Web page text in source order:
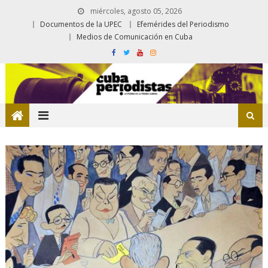
miércoles, agosto 05, 2026
Documentos de la UPEC
Efemérides del Periodismo
Medios de Comunicación en Cuba